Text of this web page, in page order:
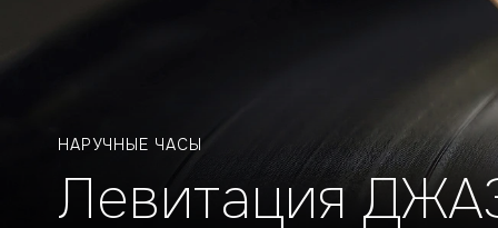
НАРУЧНЫЕ ЧАСЫ
Левитация